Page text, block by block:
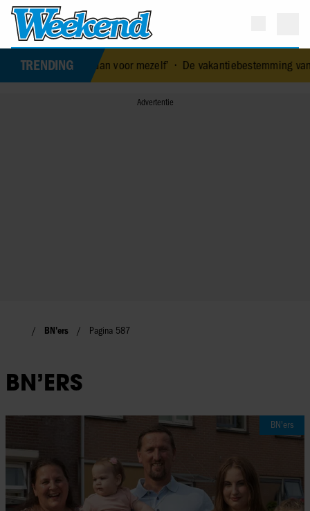
TRENDING
voor over dan voor mezelf’•De vakantiebestemming van…
BN'ers Pagina 587
BN’ERS
BN'ers